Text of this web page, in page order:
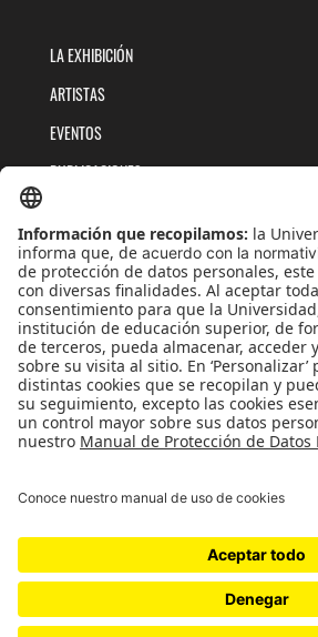
LA EXHIBICIÓN
ARTISTAS
EVENTOS
PUBLICACIONES
POLÍTICAS DE TRATAMIENTOS DE DATOS
TÉRMINOS Y CONDICIONES
Reconocimiento como Universidad: Decreto 1297 del 30 de mayo de 1964.